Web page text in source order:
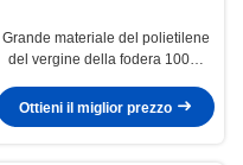
Grande materiale del polietilene
del vergine della fodera 100%
bianco o stampato
Ottieni il miglior prezzo